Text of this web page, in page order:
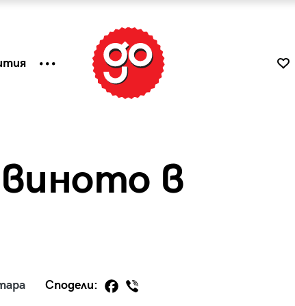
в
Сподели:Tender is the Wine – Какво